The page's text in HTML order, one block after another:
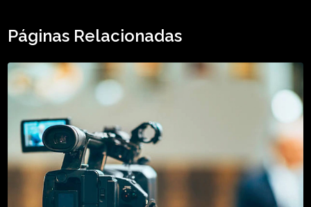
Páginas Relacionadas